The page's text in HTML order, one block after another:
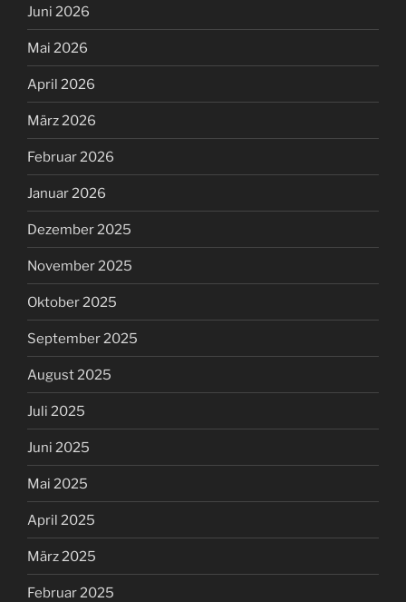
Juni 2026
Mai 2026
April 2026
März 2026
Februar 2026
Januar 2026
Dezember 2025
November 2025
Oktober 2025
September 2025
August 2025
Juli 2025
Juni 2025
Mai 2025
April 2025
März 2025
Februar 2025